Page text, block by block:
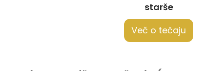
starše
Več o tečaju